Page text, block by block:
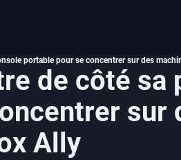
portable pour se concentrer sur des
de côté sa
sur
Ally